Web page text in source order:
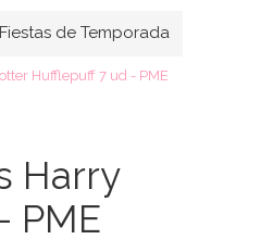
Fiestas de Temporada
Hufflepuff 7 ud - PME
Harry
PME